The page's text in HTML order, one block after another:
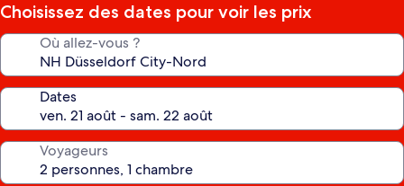
Choisissez des dates pour voir les prix
Où allez-vous ?
Dates
Voyageurs